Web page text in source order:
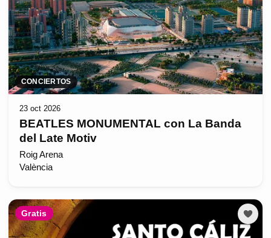
CONCIERTOS
23 oct 2026
BEATLES MONUMENTAL con La Banda
del Late Motiv
Roig Arena
València
Gratis